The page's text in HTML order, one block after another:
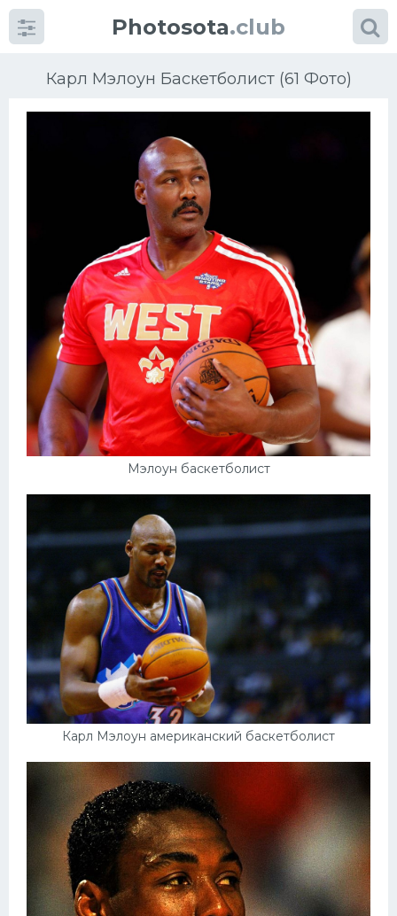
Photosota.club
Карл Мэлоун Баскетболист (61 Фото)
Мэлоун баскетболист
Карл Мэлоун американский баскетболист
КатегорииФото
Еще картинки...
Футбол
Баскетбол
Хоккей
Велогонки
Конькобежный спорт
Тренажеры
Интерьер квартиры